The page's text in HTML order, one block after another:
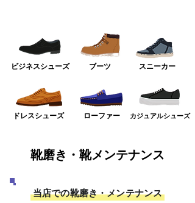
​ビジネスシューズ ブーツ スニーカー
ドレスシューズ ローファー カジュアルシューズ
靴磨き・靴メンテナンス
​当店での靴磨き・メンテナンス